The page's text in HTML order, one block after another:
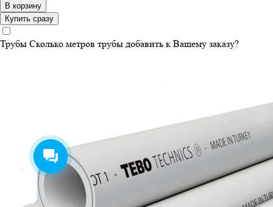
В корзину
Купить сразу
Трубы Сколько метров трубы добавить к Вашему заказу?